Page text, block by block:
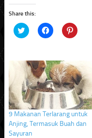
Share this:
Click
to
(Opens
in
new
window)
Click
to
(Opens
in
new
window)
Click
to
in
new
9 Makanan Terlarang untuk
Anjing, Termasuk Buah dan
Sayuran